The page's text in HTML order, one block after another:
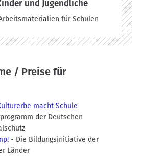
und Jugendliche
für Schulen
/ Preise für
macht Schule
der Deutschen
- Die Bildungsinitiative der
Länder